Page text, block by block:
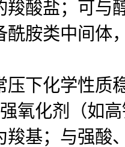
羧酸盐；可与
酰胺类中间体
压下化学性质
氧化剂（如
羧基；与强酸